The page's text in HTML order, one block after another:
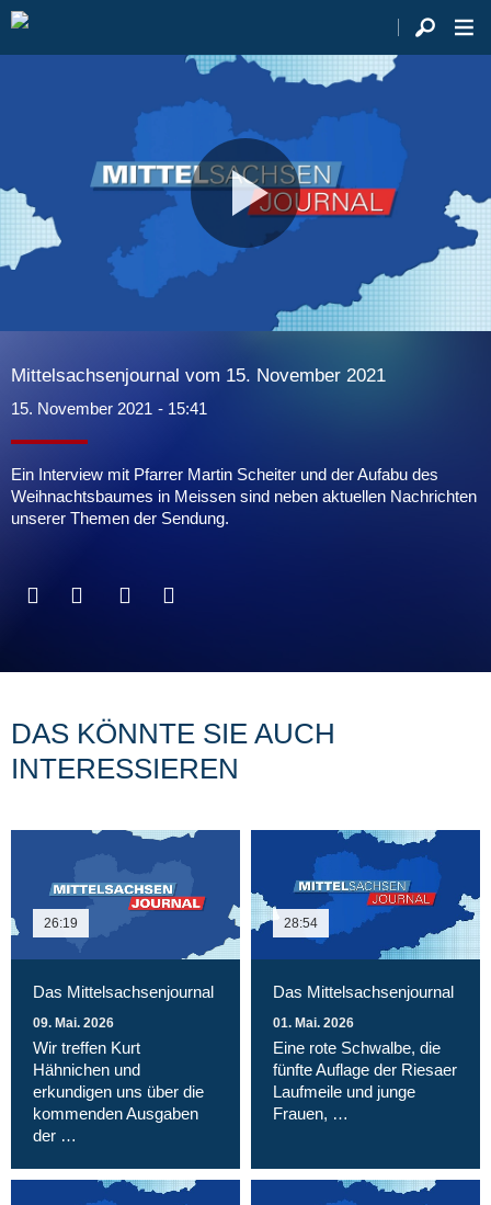
Video
Mittelsachsenjournal vom 15. November 2021
15. November 2021 - 15:41
Ein Interview mit Pfarrer Martin Scheiter und der Aufabu des
Weihnachtsbaumes in Meissen sind neben aktuellen Nachrichten
unserer Themen der Sendung.
DAS KÖNNTE SIE AUCH
INTERESSIEREN
26:19
Das Mittelsachsenjournal
09. Mai. 2026
Wir treffen Kurt
Hähnichen und
erkundigen uns über die
kommenden Ausgaben
der …
28:54
Das Mittelsachsenjournal
01. Mai. 2026
Eine rote Schwalbe, die
fünfte Auflage der Riesaer
Laufmeile und junge
Frauen, …